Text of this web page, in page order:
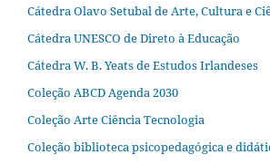
Cátedra Olavo Setubal de Arte, Cultura e
Cátedra UNESCO de Direto à Educação
Cátedra W. B. Yeats de Estudos Irlandeses
Coleção ABCD Agenda 2030
Coleção Arte Ciência Tecnologia
Coleção biblioteca psicopedagógica e